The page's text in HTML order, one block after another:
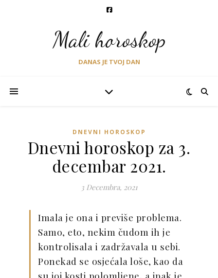
Mali horoskop
DANAS JE TVOJ DAN
DNEVNI HOROSKOP
Dnevni horoskop za 3.
decembar 2021.
3 Decembra, 2021
Imala je ona i previše problema.
Samo, eto, nekim čudom ih je
kontrolisala i zadržavala u sebi.
Ponekad se osjećala loše, kao da